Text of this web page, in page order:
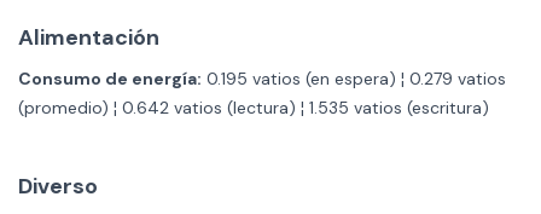
Alimentación
Consumo de energía: 0.195 vatios (en espera) ¦ 0.279 vatios
(promedio) ¦ 0.642 vatios (lectura) ¦ 1.535 vatios (escritura)
Diverso